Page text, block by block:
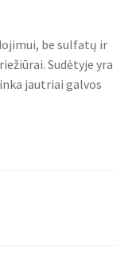
be sulfatų ir
Sudėtyje yra
jautriai galvos